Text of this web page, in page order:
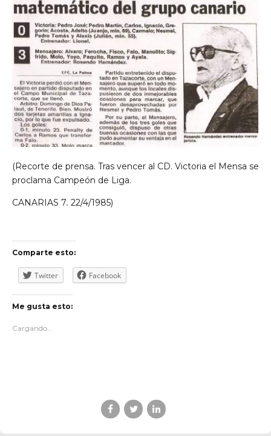
(Recorte de prensa. Tras vencer al CD. Victoria el Mensa se
proclama Campeón de Liga.
CANARIAS 7. 22/4/1985)
Comparte esto:
Twitter Facebook
Me gusta esto:
Cargando...